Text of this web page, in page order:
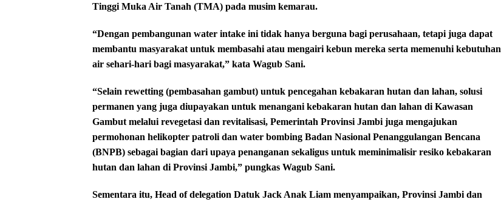
Tinggi Muka Air Tanah (TMA) pada musim kemarau.
“Dengan pembangunan water intake ini tidak hanya berguna bagi perusahaan, tetapi juga dapat
membantu masyarakat untuk membasahi atau mengairi kebun mereka serta memenuhi kebutuhan
air sehari-hari bagi masyarakat,” kata Wagub Sani.
“Selain rewetting (pembasahan gambut) untuk pencegahan kebakaran hutan dan lahan, solusi
permanen yang juga diupayakan untuk menangani kebakaran hutan dan lahan di Kawasan
Gambut melalui revegetasi dan revitalisasi, Pemerintah Provinsi Jambi juga mengajukan
permohonan helikopter patroli dan water bombing Badan Nasional Penanggulangan Bencana
(BNPB) sebagai bagian dari upaya penanganan sekaligus untuk meminimalisir resiko kebakaran
hutan dan lahan di Provinsi Jambi,” pungkas Wagub Sani.
Sementara itu, Head of delegation Datuk Jack Anak Liam menyampaikan, Provinsi Jambi dan